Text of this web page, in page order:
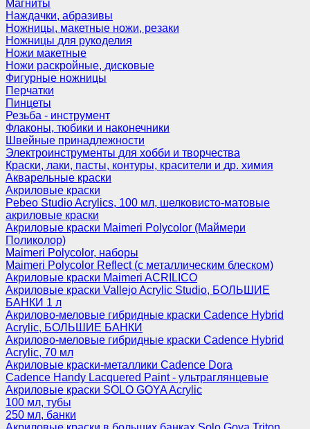
Магниты
Наждачки, абразивы
Ножницы, макетные ножи, резаки
Ножницы для рукоделия
Ножи макетные
Ножи раскройные, дисковые
Фигурные ножницы
Перчатки
Пинцеты
Резьба - инструмент
Флаконы, тюбики и наконечники
Швейные принадлежности
Электроинструменты для хобби и творчества
Краски, лаки, пасты, контуры, красители и др. химия
Акварельные краски
Акриловые краски
Pebeo Studio Acrylics, 100 мл, шелковисто-матовые
акриловые краски
Акриловые краски Maimeri Polycolor (Маймери
Поликолор)
Maimeri Polycolor, наборы
Maimeri Polycolor Reflect (с металлическим блеском)
Акриловые краски Maimeri ACRILICO
Акриловые краски Vallejo Acrylic Studio, БОЛЬШИЕ
БАНКИ 1 л
Акрилово-меловые гибридные краски Cadence Hybrid
Acrylic, БОЛЬШИЕ БАНКИ
Акрилово-меловые гибридные краски Cadence Hybrid
Acrylic, 70 мл
Акриловые краски-металлики Cadence Dora
Cadence Handy Lacquered Paint - ультраглянцевые
Акриловые краски SOLO GOYA Acrylic
100 мл, тубы
250 мл, банки